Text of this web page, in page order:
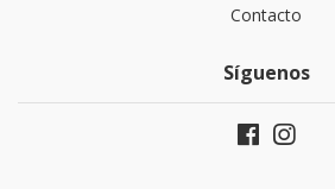
Contacto
Síguenos